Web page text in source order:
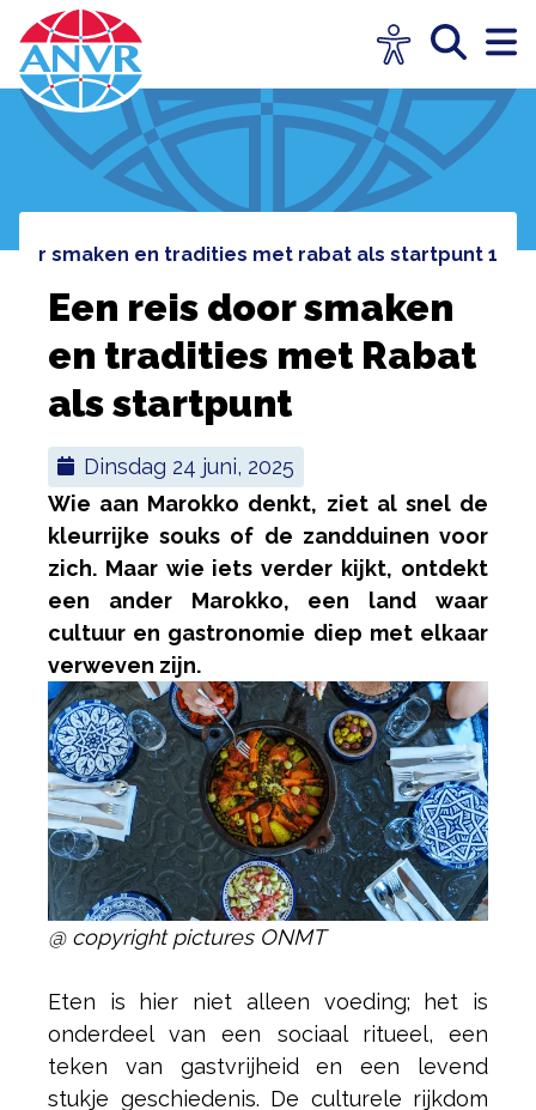
door smaken en tradities met rabat als startpunt 1
Een reis door smaken
en tradities met Rabat
als startpunt
dinsdag 24 juni, 2025
Wie aan Marokko denkt, ziet al snel de
kleurrijke souks of de zandduinen voor
zich. Maar wie iets verder kijkt, ontdekt
een ander Marokko, een land waar
cultuur en gastronomie diep met elkaar
verweven zijn.
@ copyright pictures ONMT
Eten is hier niet alleen voeding; het is
onderdeel van een sociaal ritueel, een
teken van gastvrijheid en een levend
stukje geschiedenis. De culturele rijkdom